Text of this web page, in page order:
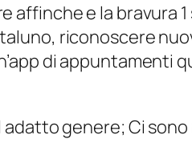
affinche e la
riconoscere
di
adatto genere; Ci